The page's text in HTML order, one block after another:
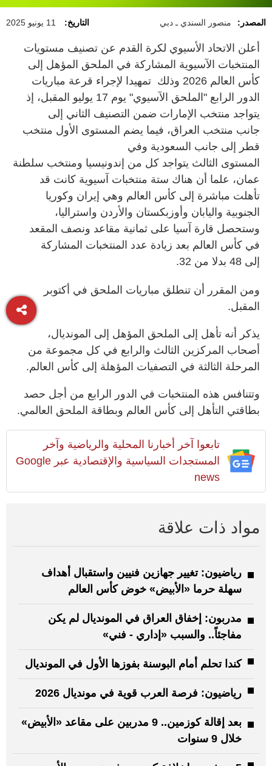
المصدر: منصور السندي ـ دبي التاريخ: 11 يونيو 2025
أعلن الاتحاد الأسيوي لكرة القدم عن تصنيف مستويات
المنتخبات الآسيوية المشاركة في الملحق المؤهل إلى
كأس العالم 2026 وذلك تمهيدا لإجراء قرعة مباريات
الدور الرابع "الملحق الآسيوي" يوم 17 يوليو المقبل، إذ
يتواجد منتخب الإمارات ضمن التصنيف الثاني إلى
جانب منتخب العراق، فيما يضم المستوى الأول منتخب
قطر إلى جانب السعودية وفي
المستوى الثالث يتواجد كل من إندونيسيا ومنتخب سلطنة
عمان، علما أن هناك ستة منتخبات آسيوية كانت قد
تأهلت مباشرة إلى كأس العالم وهي إيران وكوريا
الجنوبية واليابان وأوزبكستان والأردن واستراليا،
وستحصل قارة آسيا على ثمانية مقاعد ونصف المقعد
في كأس العالم بعد زيادة عدد المنتخبات المشاركة
إلى 48 بدلا من 32.
ومن المقرر أن تنطلق مباريات الملحق في أكتوبر
المقبل.
يذكر أنه تأهل إلى الملحق المؤهل إلى المونديال،
أصحاب المركزين الثالث والرابع في كل مجموعة من
المرحلة الثالثة في التصفيات المؤهلة إلى كأس العالم.
وتتنافس هذه المنتخبات في الدور الرابع من أجل حصد
بطاقتي التأهل إلى كأس العالم وبطاقة الملحق العالمي.
تابعوا آخر أخبارنا المحلية والرياضية وآخر
المستجدات السياسية والإقتصادية عبر Google
news
مواد ذات علاقة
رياضيون: تغيير جهازين فنيين واستقبال أهداف
سهلة حرما «الأبيض» خوض كأس العالم
مدربون: إخفاق العراق في المونديال لم يكن
مفاجئاً.. والسبب «إداري - فني»
كندا تحلم أمام البوسنة بفوزها الأول في المونديال
رياضيون: فرصة العرب قوية في مونديال 2026
بعد إقالة كوزمين.. 9 مدربين على مقاعد «الأبيض»
خلال 9 سنوات